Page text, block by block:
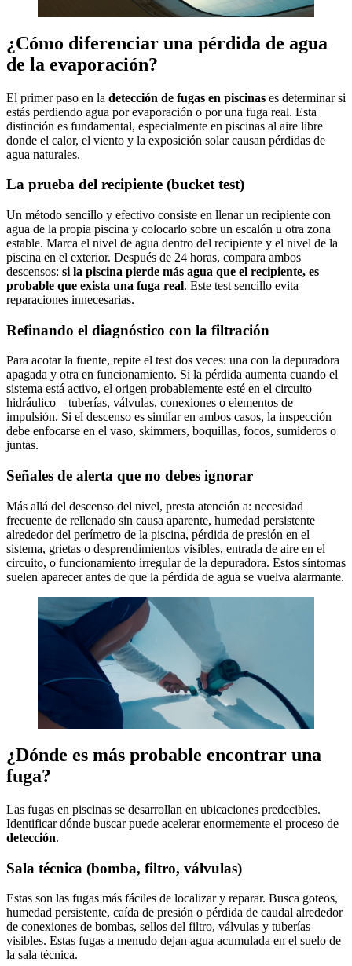
¿Cómo diferenciar una pérdida de agua
de la evaporación?
El primer paso en la detección de fugas en piscinas es determinar si
estás perdiendo agua por evaporación o por una fuga real. Esta
distinción es fundamental, especialmente en piscinas al aire libre
donde el calor, el viento y la exposición solar causan pérdidas de
agua naturales.
La prueba del recipiente (bucket test)
Un método sencillo y efectivo consiste en llenar un recipiente con
agua de la propia piscina y colocarlo sobre un escalón u otra zona
estable. Marca el nivel de agua dentro del recipiente y el nivel de la
piscina en el exterior. Después de 24 horas, compara ambos
descensos: si la piscina pierde más agua que el recipiente, es
probable que exista una fuga real. Este test sencillo evita
reparaciones innecesarias.
Refinando el diagnóstico con la filtración
Para acotar la fuente, repite el test dos veces: una con la depuradora
apagada y otra en funcionamiento. Si la pérdida aumenta cuando el
sistema está activo, el origen probablemente esté en el circuito
hidráulico—tuberías, válvulas, conexiones o elementos de
impulsión. Si el descenso es similar en ambos casos, la inspección
debe enfocarse en el vaso, skimmers, boquillas, focos, sumideros o
juntas.
Señales de alerta que no debes ignorar
Más allá del descenso del nivel, presta atención a: necesidad
frecuente de rellenado sin causa aparente, humedad persistente
alrededor del perímetro de la piscina, pérdida de presión en el
sistema, grietas o desprendimientos visibles, entrada de aire en el
circuito, o funcionamiento irregular de la depuradora. Estos síntomas
suelen aparecer antes de que la pérdida de agua se vuelva alarmante.
¿Dónde es más probable encontrar una
fuga?
Las fugas en piscinas se desarrollan en ubicaciones predecibles.
Identificar dónde buscar puede acelerar enormemente el proceso de
detección.
Sala técnica (bomba, filtro, válvulas)
Estas son las fugas más fáciles de localizar y reparar. Busca goteos,
humedad persistente, caída de presión o pérdida de caudal alrededor
de conexiones de bombas, sellos del filtro, válvulas y tuberías
visibles. Estas fugas a menudo dejan agua acumulada en el suelo de
la sala técnica.